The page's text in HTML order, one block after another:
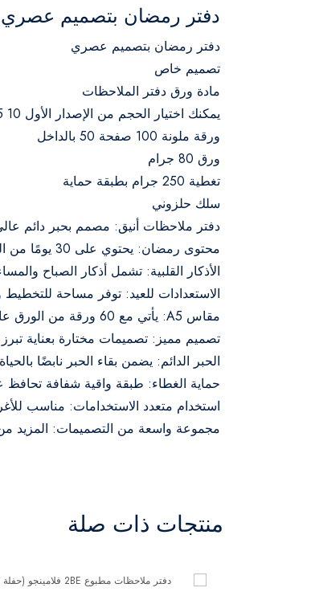
دفتر رمضان بتصميم عصري
دفتر رمضان بتصميم عصري
تصميم خاص
مادة ورق دفتر الملاحظات
يمكنك اختيار الحجم من الإصدار الأول A5 10 سم × 20 سم أو
ورقة ملونة 100 صفحة 50 بالداخل
ورق 80 جرام
تغطية 250 جرام بطبقة حماية
سلك حلزوني
دفتر ملاحظات أنيق: مصمم بحبر دائم
محتوى رمضان: يحتوي على 30 يومًا من الصلوات والأدعية وختم القرآن والمهام اليومية مثل الزكاة والصدقات والإفطار والسحور.
الأذكار القلبية: تشمل أذكار الصباح
الاستعدادات للعيد: توفر مساحة للتخطيط
مقاس A5: يأتي مع 60 ورقة من الورق عالي الجودة لكتابة الملاحظات أو الأفكار أو الدروس.
تصميم مميز: تصميمات مختارة بعناية تبرز
الحبر الدائم: يضمن بقاء الحبر نابضًا
حماية الغطاء: طبقة واقية شفافة تحافظ
استخدام متعدد الاستخدامات: مناسب
مجموعة واسعة من التصميمات: المزيد من
منتجات ذات صلة